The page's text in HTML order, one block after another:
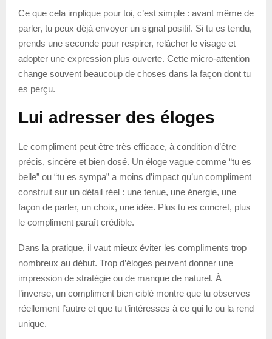
Ce que cela implique pour toi, c’est simple : avant même de
parler, tu peux déjà envoyer un signal positif. Si tu es tendu,
prends une seconde pour respirer, relâcher le visage et
adopter une expression plus ouverte. Cette micro-attention
change souvent beaucoup de choses dans la façon dont tu
es perçu.
Lui adresser des éloges
Le compliment peut être très efficace, à condition d’être
précis, sincère et bien dosé. Un éloge vague comme “tu es
belle” ou “tu es sympa” a moins d’impact qu’un compliment
construit sur un détail réel : une tenue, une énergie, une
façon de parler, un choix, une idée. Plus tu es concret, plus
le compliment paraît crédible.
Dans la pratique, il vaut mieux éviter les compliments trop
nombreux au début. Trop d’éloges peuvent donner une
impression de stratégie ou de manque de naturel. À
l’inverse, un compliment bien ciblé montre que tu observes
réellement l’autre et que tu t’intéresses à ce qui le ou la rend
unique.